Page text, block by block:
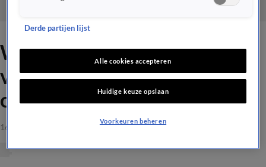
Wilfred tegen Johan: 'Dit
verhaal heb je vorige week
ook verteld'
16 mei 2023, 23:14
Derde partijen lijst
Alle cookies accepteren
Huidige keuze opslaan
Voorkeuren beheren